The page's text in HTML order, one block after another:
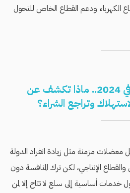
الكهرباء ودعم القطاع الخاص للتحول
بيانات شركات الغذاء في 2024.. ماذا تكشف عن
وتراجع الشراء؟
مزمنة مثل زيادة انفراد الدولة
الإنتاجي، لكن ترك المنافسة دون
خدمات أساسية إلى سلع لا تتاح إلا لمن